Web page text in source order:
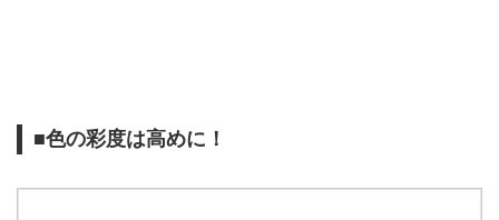
■色の彩度は高めに！